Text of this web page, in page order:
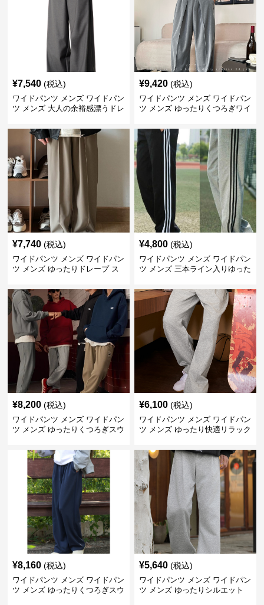
¥7,540 (税込)
ワイドパンツ メンズ ワイドパン
ツ メンズ 大人の余裕感漂うドレ
¥9,420 (税込)
ワイドパンツ メンズ ワイドパン
ツ メンズ ゆったりくつろぎワイ
¥7,740 (税込)
ワイドパンツ メンズ ワイドパン
ツ メンズ ゆったりドレープ ス
¥4,800 (税込)
ワイドパンツ メンズ ワイドパン
ツ メンズ 三本ライン入りゆった
¥8,200 (税込)
ワイドパンツ メンズ ワイドパン
ツ メンズ ゆったりくつろぎスウ
¥6,100 (税込)
ワイドパンツ メンズ ワイドパン
ツ メンズ ゆったり快適リラック
¥8,160 (税込)
ワイドパンツ メンズ ワイドパン
ツ メンズ ゆったりくつろぎスウ
¥5,640 (税込)
ワイドパンツ メンズ ワイドパン
ツ メンズ ゆったりシルエット